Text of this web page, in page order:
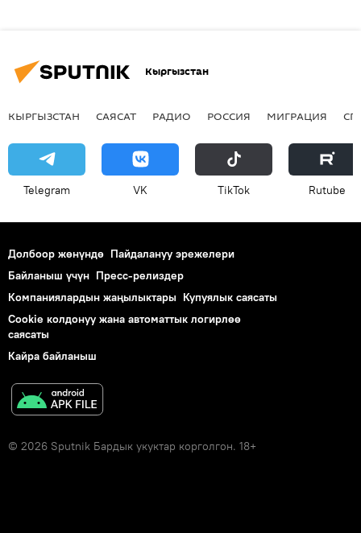
Кыргызстан
КЫРГЫЗСТАН САЯСАТ РАДИО РОССИЯ МИГРАЦИЯ
Telegram VK ТikТоk Rutube
Долбоор жөнүндө Пайдалануу эрежелери
Байланыш үчүн Пресс-релиздер
Компаниялардын жаңылыктары Купуялык саясаты
Cookie колдонуу жана автоматтык логирлөө
саясаты
Кайра байланыш
© 2026 Sputnik Бардык укуктар корголгон. 18+